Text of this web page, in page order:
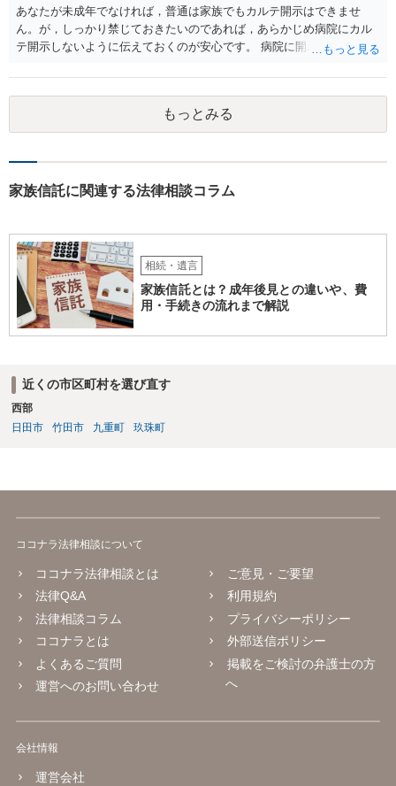
あなたが未成年でなければ，普通は家族でもカルテ開示はできませ
ん。が，しっかり禁じておきたいのであれば，あらかじめ病院にカル
テ開示しないように伝えておくのが安心です。 病院に開示しないよう
可能性は低いのでコストパフォーマンスとしてはどうかなという感じ
がします。
もっとみる
家族信託に関連する法律相談コラム
相続・遺言
家族信託とは？成年後見との違いや、費
用・手続きの流れまで解説
近くの市区町村を選び直す
西部
日田市
竹田市 九重町 玖珠町
ココナラ法律相談について
ココナラ法律相談とは
法律Q&A
法律相談コラム
ココナラとは
よくあるご質問
運営へのお問い合わせ
ご意見・ご要望
利用規約
プライバシーポリシー
外部送信ポリシー
掲載をご検討の弁護士の方
へ
会社情報
運営会社